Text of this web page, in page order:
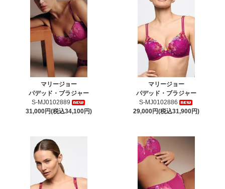
マリージョー
パデッド・ブラジャー
S-MJ0102889
31,000円(税込34,100円)
マリージョー
パデッド・ブラジャー
S-MJ0102886
29,000円(税込31,900円)